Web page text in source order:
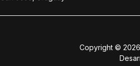
Copyright ©